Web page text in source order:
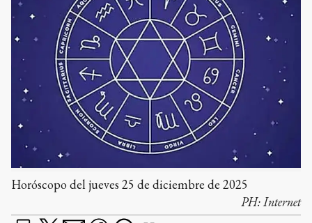
Horóscopo del jueves 25 de diciembre de 2025
PH:Internet